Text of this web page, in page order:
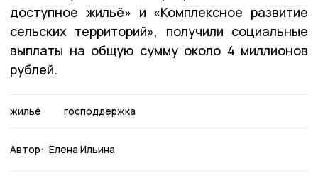
доступное жильё» и «Комплексное развитие
сельских территорий», получили социальные
выплаты на общую сумму около 4 миллионов
рублей.
жильё господдержка
Автор: Елена Ильина